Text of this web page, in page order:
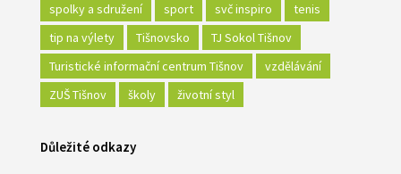
spolky a sdružení
sport svč inspiro
tenis
tip na výlety
Tišnovsko
TJ Sokol Tišnov
Turistické informační centrum Tišnov
vzdělávání
ZUŠ Tišnov
školy životní styl
Důležité odkazy